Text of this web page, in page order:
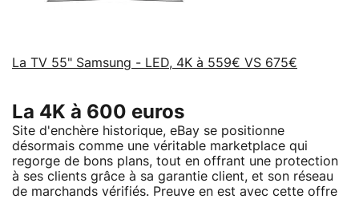
La TV 55" Samsung - LED, 4K à 559€ VS 675€
La 4K à 600 euros
Site d'enchère historique, eBay se positionne
désormais comme une véritable marketplace qui
regorge de bons plans, tout en offrant une protection
à ses clients grâce à sa garantie client, et son réseau
de marchands vérifiés. Preuve en est avec cette offre